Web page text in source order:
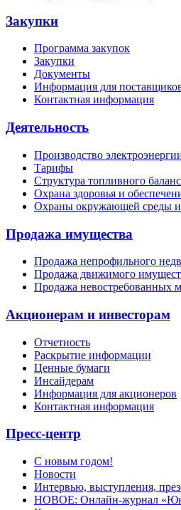
Закупки
Программа закупок
Закупки
Документы
Информация для
Контактная информация
Деятельность
Производство
Тарифы
Структура топливного
Охрана здоровья и
Охраны окружающей среды и
Продажа имущества
Продажа непрофильного
Продажа движимого
Продажа невостребованных
Акционерам и инвесторам
Отчетность
Раскрытие информации
Ценные бумаги
Инсайдерам
Информация для акционеров
Контактная информация
Пресс-центр
С новым годом!
Новости
Интервью, выступления,
НОВОЕ: Онлайн-журнал